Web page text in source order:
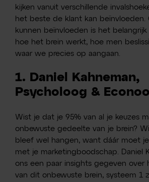
kijken vanuit verschillende
het beste de klant kan
kunnen beïnvloeden is het
hoe het brein werkt, hoe men
waar we precies op aangaan.
1. Daniel Kahneman,
Psycholoog &
Wist je dat je 95% van al je keuzes
onbewuste gedeelte van je brein?
bleef wel hangen, want dáár moet
met je marketingboodschap. Daniel
ons een paar insights gegeven over
van dit onbewuste brein, systeem 1